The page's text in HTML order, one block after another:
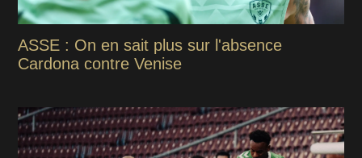
ASSE : On en sait plus sur l'absence
Cardona contre Venise